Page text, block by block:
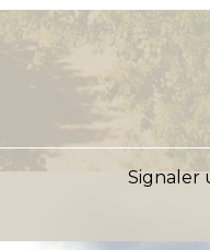
Signaler